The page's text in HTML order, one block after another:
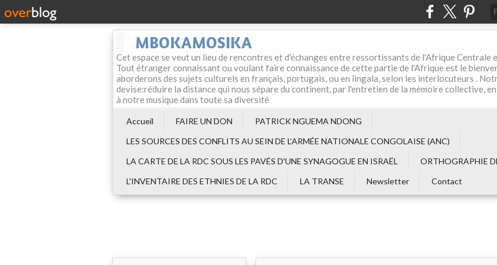
MBOKAMOSIKA
Cet espace se veut un lieu de rencontres et d'échanges entre ressortissants de l'Afrique Centrale
Tout étranger connaissant ou voulant faire connaissance de cette partie de l'Afrique est le
aborderons des sujets culturels en français, portugais, ou en lingala, selon les interlocuteurs .
devise:réduire la distance qui nous sépare du continent, par l'entretien de la mémoire collective,
à notre musique dans toute sa diversité
Accueil FAIRE UN DON
PATRICK NGUEMA NDONG
LES SOURCES DES CONFLITS AU SEIN DE L‘ARMÉE NATIONALE CONGOLAISE (ANC)
LA CARTE DE LA RDC SOUS LES PAVÉS D'UNE SYNAGOGUE EN ISRAËL
ORTHOGRAPHIE
L'INVENTAIRE DES ETHNIES DE LA RDC
LA TRANSE Newsletter Contact